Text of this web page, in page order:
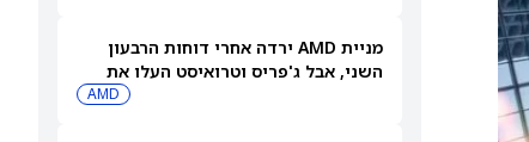
מניית AMD ירדה אחרי דוחות הרבעון
השני, אבל ג'פריס וטרואיסט העלו את
AMD